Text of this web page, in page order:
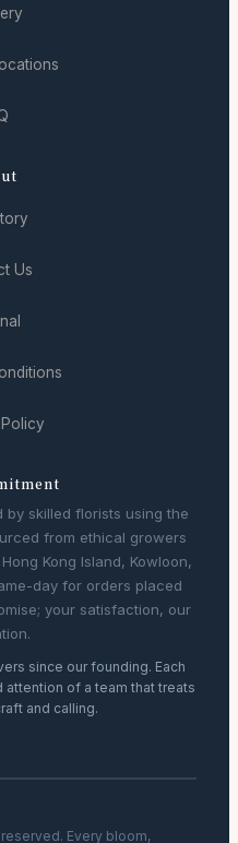
Us
by skilled florists using the
from ethical growers
Kong Island, Kowloon,
day for orders placed
your satisfaction, our
since our founding. Each
attention of a team that treats
and calling.
Every bloom,